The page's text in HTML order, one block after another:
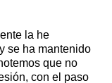
la he
se ha mantenido
que no
con el paso